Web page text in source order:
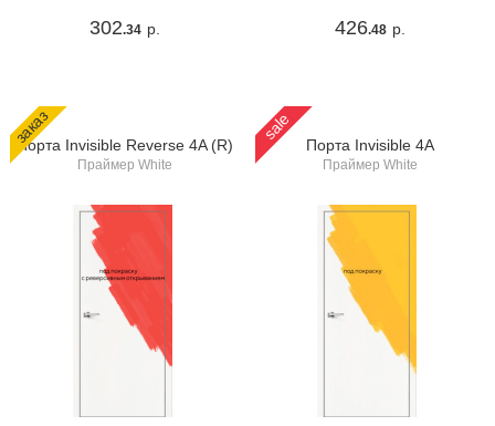
302.34 р. 426.48 р.
заказ
Порта Invisible Reverse 4A (R)
Праймер White
sale
Порта Invisible 4A
Праймер White